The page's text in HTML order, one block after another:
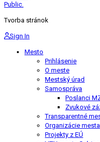
Public.
Tvorba stránok
Sign In
Mesto
Prihlásenie
O meste
Mestský úrad
Samospráva
Poslanci
Zvukové
Transparentné
Organizácie mesta
Projekty z EÚ